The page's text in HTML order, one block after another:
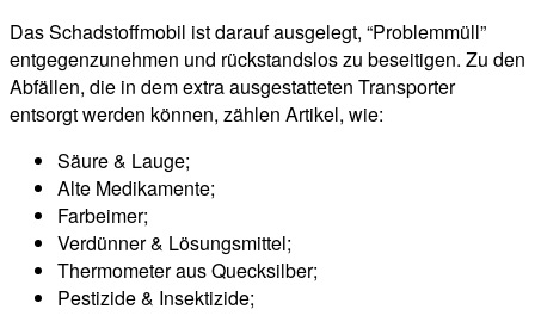
Das Schadstoffmobil ist darauf ausgelegt, “Problemmüll”
entgegenzunehmen und rückstandslos zu beseitigen. Zu den
Abfällen, die in dem extra ausgestatteten Transporter
entsorgt werden können, zählen Artikel, wie:
Säure & Lauge;
Alte Medikamente;
Farbeimer;
Verdünner & Lösungsmittel;
Thermometer aus Quecksilber;
Pestizide & Insektizide;